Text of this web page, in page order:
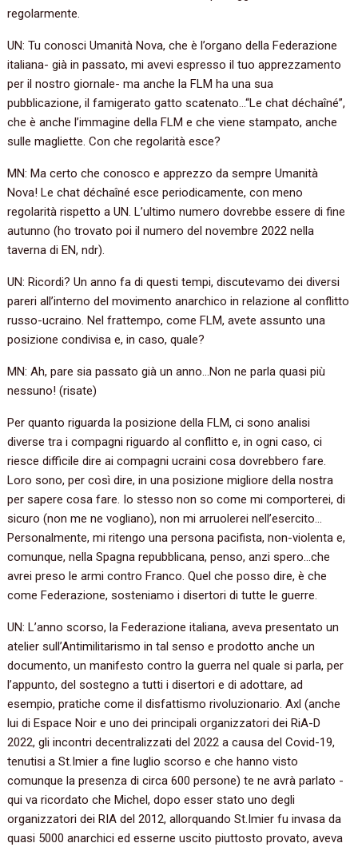
regolarmente.
UN: Tu conosci Umanità Nova, che è l’organo della Federazione
italiana- già in passato, mi avevi espresso il tuo apprezzamento
per il nostro giornale- ma anche la FLM ha una sua
pubblicazione, il famigerato gatto scatenato…“Le chat déchaîné”,
che è anche l’immagine della FLM e che viene stampato, anche
sulle magliette. Con che regolarità esce?
MN: Ma certo che conosco e apprezzo da sempre Umanità
Nova! Le chat déchaîné esce periodicamente, con meno
regolarità rispetto a UN. L’ultimo numero dovrebbe essere di fine
autunno (ho trovato poi il numero del novembre 2022 nella
taverna di EN, ndr).
UN: Ricordi? Un anno fa di questi tempi, discutevamo dei diversi
pareri all’interno del movimento anarchico in relazione al conflitto
russo-ucraino. Nel frattempo, come FLM, avete assunto una
posizione condivisa e, in caso, quale?
MN: Ah, pare sia passato già un anno…Non ne parla quasi più
nessuno! (risate)
Per quanto riguarda la posizione della FLM, ci sono analisi
diverse tra i compagni riguardo al conflitto e, in ogni caso, ci
riesce difficile dire ai compagni ucraini cosa dovrebbero fare.
Loro sono, per così dire, in una posizione migliore della nostra
per sapere cosa fare. Io stesso non so come mi comporterei, di
sicuro (non me ne vogliano), non mi arruolerei nell’esercito…
Personalmente, mi ritengo una persona pacifista, non-violenta e,
comunque, nella Spagna repubblicana, penso, anzi spero…che
avrei preso le armi contro Franco. Quel che posso dire, è che
come Federazione, sosteniamo i disertori di tutte le guerre.
UN: L’anno scorso, la Federazione italiana, aveva presentato un
atelier sull’Antimilitarismo in tal senso e prodotto anche un
documento, un manifesto contro la guerra nel quale si parla, per
l’appunto, del sostegno a tutti i disertori e di adottare, ad
esempio, pratiche come il disfattismo rivoluzionario. Axl (anche
lui di Espace Noir e uno dei principali organizzatori dei RiA-D
2022, gli incontri decentralizzati del 2022 a causa del Covid-19,
tenutisi a St.Imier a fine luglio scorso e che hanno visto
comunque la presenza di circa 600 persone) te ne avrà parlato -
qui va ricordato che Michel, dopo esser stato uno degli
organizzatori dei RIA del 2012, allorquando St.Imier fu invasa da
quasi 5000 anarchici ed esserne uscito piuttosto provato, aveva